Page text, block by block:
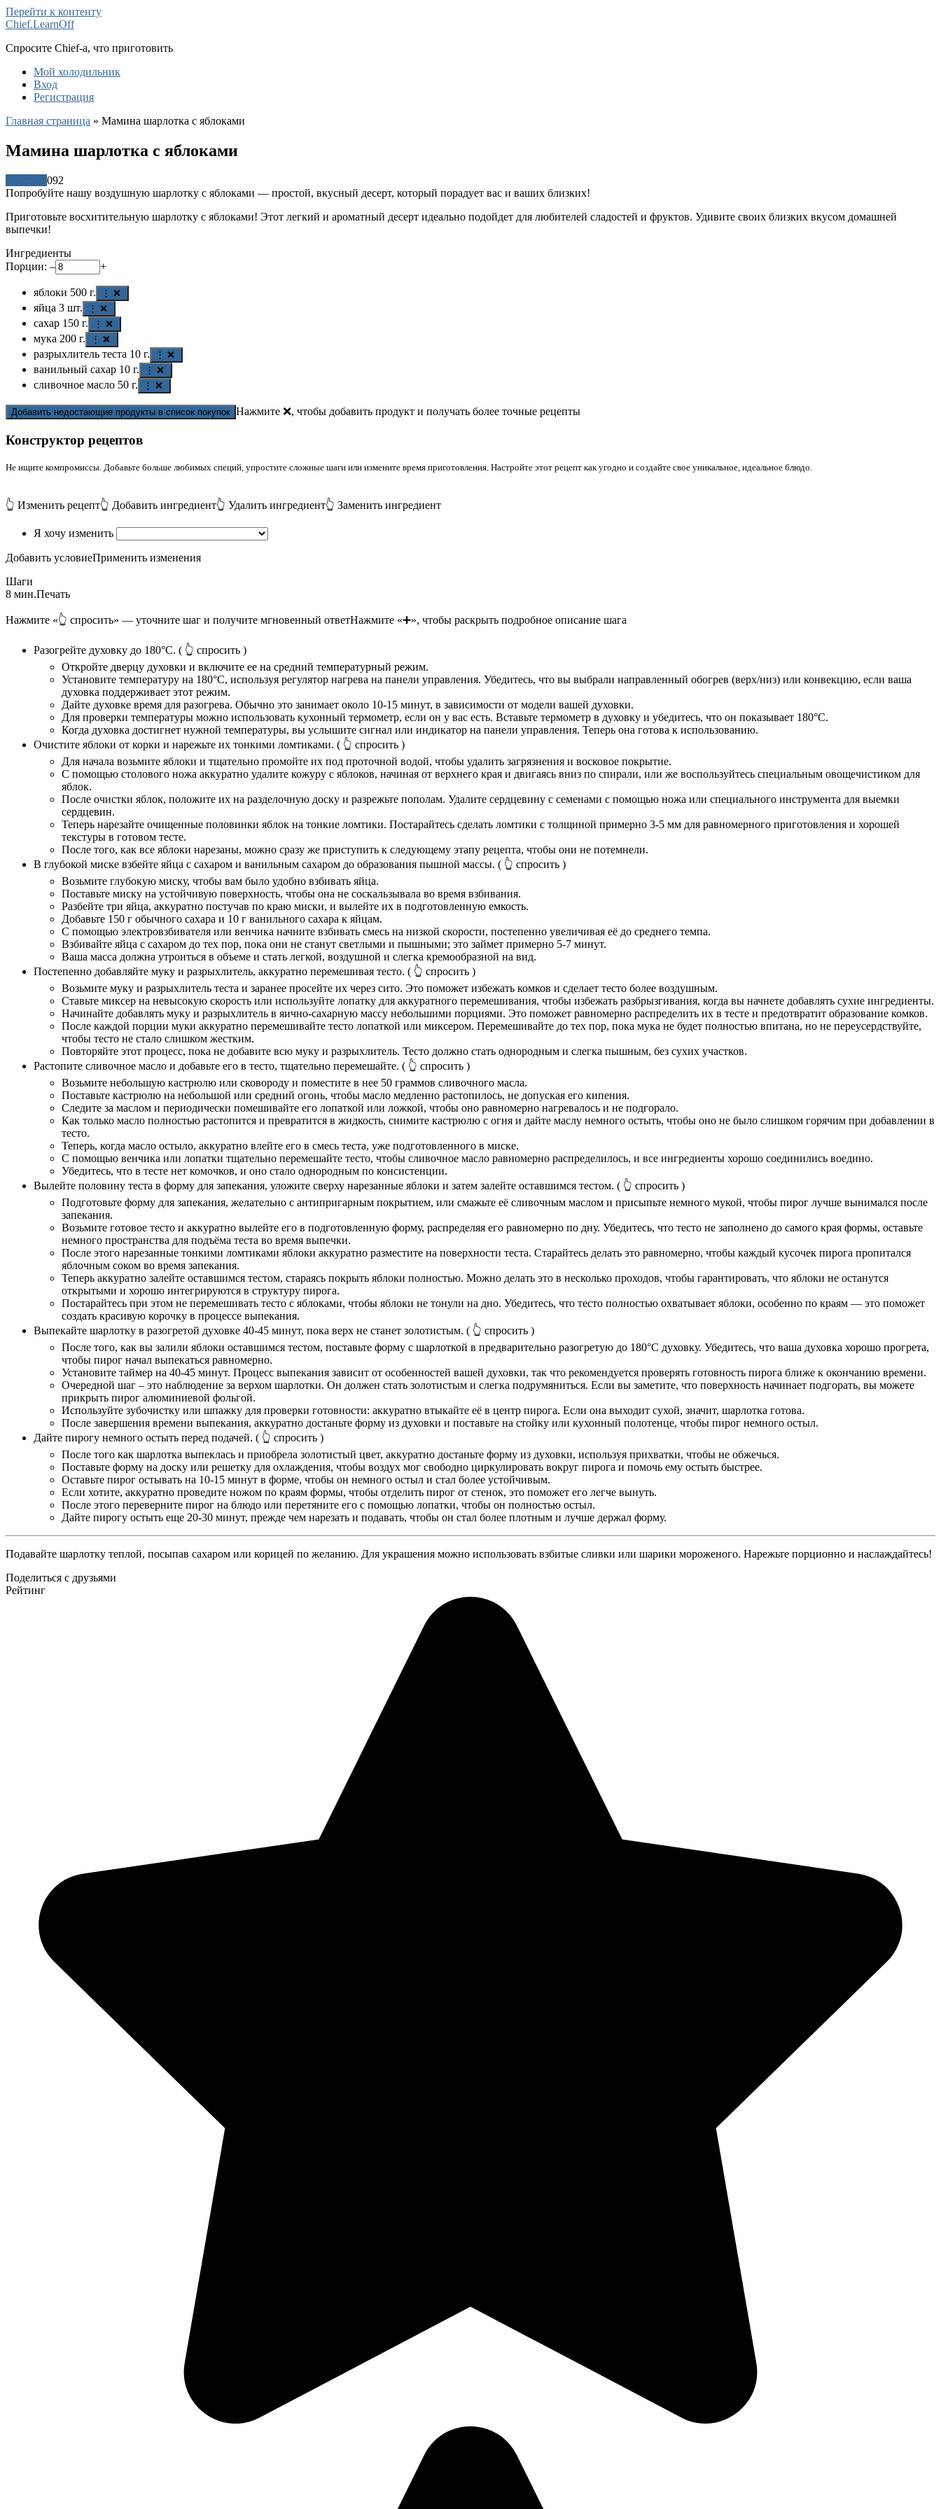
Перейти к контенту
Chief.LearnOff
Спросите Chief-а, что приготовить
Мой холодильник
Вход
Регистрация
Главная страница » Мамина шарлотка с яблоками
Мамина шарлотка с яблоками
092
Попробуйте нашу воздушную шарлотку с яблоками — простой, вкусный десерт, который порадует вас и ваших близких!
Приготовьте восхитительную шарлотку с яблоками! Этот легкий и ароматный десерт идеально подойдет для любителей сладостей и фруктов. Удивите своих близких вкусом домашней
выпечки!
Ингредиенты
Порции: – +
яблоки 500 г. ⋮ ❌
яйца 3 шт. ⋮ ❌
сахар 150 г. ⋮ ❌
мука 200 г. ⋮ ❌
разрыхлитель теста 10 г. ⋮ ❌
ванильный сахар 10 г. ⋮ ❌
сливочное масло 50 г. ⋮ ❌
Добавить недостающие продукты в список покупок Нажмите ❌, чтобы добавить продукт и получать более точные рецепты
Конструктор рецептов
Не ищите компромиссы. Добавьте больше любимых специй, упростите сложные шаги или измените время приготовления. Настройте этот рецепт как угодно и создайте свое уникальное, идеальное блюдо.
👆 Изменить рецепт👆 Добавить ингредиент👆 Удалить ингредиент👆 Заменить ингредиент
Я хочу изменить
Добавить условиеПрименить изменения
Шаги
8 мин.Печать
Нажмите «👆 спросить» — уточните шаг и получите мгновенный ответНажмите «➕», чтобы раскрыть подробное описание шага
Разогрейте духовку до 180°C. ( 👆 спросить )
Откройте дверцу духовки и включите ее на средний температурный режим.
Установите температуру на 180°C, используя регулятор нагрева на панели управления. Убедитесь, что вы выбрали направленный обогрев (верх/низ) или конвекцию, если ваша
духовка поддерживает этот режим.
Дайте духовке время для разогрева. Обычно это занимает около 10-15 минут, в зависимости от модели вашей духовки.
Для проверки температуры можно использовать кухонный термометр, если он у вас есть. Вставьте термометр в духовку и убедитесь, что он показывает 180°C.
Когда духовка достигнет нужной температуры, вы услышите сигнал или индикатор на панели управления. Теперь она готова к использованию.
Очистите яблоки от корки и нарежьте их тонкими ломтиками. ( 👆 спросить )
Для начала возьмите яблоки и тщательно промойте их под проточной водой, чтобы удалить загрязнения и восковое покрытие.
С помощью столового ножа аккуратно удалите кожуру с яблоков, начиная от верхнего края и двигаясь вниз по спирали, или же воспользуйтесь специальным овощечистиком для
яблок.
После очистки яблок, положите их на разделочную доску и разрежьте пополам. Удалите сердцевину с семенами с помощью ножа или специального инструмента для выемки
сердцевин.
Теперь нарезайте очищенные половинки яблок на тонкие ломтики. Постарайтесь сделать ломтики с толщиной примерно 3-5 мм для равномерного приготовления и хорошей
текстуры в готовом тесте.
После того, как все яблоки нарезаны, можно сразу же приступить к следующему этапу рецепта, чтобы они не потемнели.
В глубокой миске взбейте яйца с сахаром и ванильным сахаром до образования пышной массы. ( 👆 спросить )
Возьмите глубокую миску, чтобы вам было удобно взбивать яйца.
Поставьте миску на устойчивую поверхность, чтобы она не соскальзывала во время взбивания.
Разбейте три яйца, аккуратно постучав по краю миски, и вылейте их в подготовленную емкость.
Добавьте 150 г обычного сахара и 10 г ванильного сахара к яйцам.
С помощью электровзбивателя или венчика начните взбивать смесь на низкой скорости, постепенно увеличивая её до среднего темпа.
Взбивайте яйца с сахаром до тех пор, пока они не станут светлыми и пышными; это займет примерно 5-7 минут.
Ваша масса должна утроиться в объеме и стать легкой, воздушной и слегка кремообразной на вид.
Постепенно добавляйте муку и разрыхлитель, аккуратно перемешивая тесто. ( 👆 спросить )
Возьмите муку и разрыхлитель теста и заранее просейте их через сито. Это поможет избежать комков и сделает тесто более воздушным.
Ставьте миксер на невысокую скорость или используйте лопатку для аккуратного перемешивания, чтобы избежать разбрызгивания, когда вы начнете добавлять сухие ингредиенты.
Начинайте добавлять муку и разрыхлитель в яично-сахарную массу небольшими порциями. Это поможет равномерно распределить их в тесте и предотвратит образование комков.
После каждой порции муки аккуратно перемешивайте тесто лопаткой или миксером. Перемешивайте до тех пор, пока мука не будет полностью впитана, но не переусердствуйте,
чтобы тесто не стало слишком жестким.
Повторяйте этот процесс, пока не добавите всю муку и разрыхлитель. Тесто должно стать однородным и слегка пышным, без сухих участков.
Растопите сливочное масло и добавьте его в тесто, тщательно перемешайте. ( 👆 спросить )
Возьмите небольшую кастрюлю или сковороду и поместите в нее 50 граммов сливочного масла.
Поставьте кастрюлю на небольшой или средний огонь, чтобы масло медленно растопилось, не допуская его кипения.
Следите за маслом и периодически помешивайте его лопаткой или ложкой, чтобы оно равномерно нагревалось и не подгорало.
Как только масло полностью растопится и превратится в жидкость, снимите кастрюлю с огня и дайте маслу немного остыть, чтобы оно не было слишком горячим при добавлении в
тесто.
Теперь, когда масло остыло, аккуратно влейте его в смесь теста, уже подготовленного в миске.
С помощью венчика или лопатки тщательно перемешайте тесто, чтобы сливочное масло равномерно распределилось, и все ингредиенты хорошо соединились воедино.
Убедитесь, что в тесте нет комочков, и оно стало однородным по консистенции.
Вылейте половину теста в форму для запекания, уложите сверху нарезанные яблоки и затем залейте оставшимся тестом. ( 👆 спросить )
Подготовьте форму для запекания, желательно с антипригарным покрытием, или смажьте её сливочным маслом и присыпьте немного мукой, чтобы пирог лучше вынимался после
запекания.
Возьмите готовое тесто и аккуратно вылейте его в подготовленную форму, распределяя его равномерно по дну. Убедитесь, что тесто не заполнено до самого края формы, оставьте
немного пространства для подъёма теста во время выпечки.
После этого нарезанные тонкими ломтиками яблоки аккуратно разместите на поверхности теста. Старайтесь делать это равномерно, чтобы каждый кусочек пирога пропитался
яблочным соком во время запекания.
Теперь аккуратно залейте оставшимся тестом, стараясь покрыть яблоки полностью. Можно делать это в несколько проходов, чтобы гарантировать, что яблоки не останутся
открытыми и хорошо интегрируются в структуру пирога.
Постарайтесь при этом не перемешивать тесто с яблоками, чтобы яблоки не тонули на дно. Убедитесь, что тесто полностью охватывает яблоки, особенно по краям — это поможет
создать красивую корочку в процессе выпекания.
Выпекайте шарлотку в разогретой духовке 40-45 минут, пока верх не станет золотистым. ( 👆 спросить )
После того, как вы залили яблоки оставшимся тестом, поставьте форму с шарлоткой в предварительно разогретую до 180°C духовку. Убедитесь, что ваша духовка хорошо прогрета,
чтобы пирог начал выпекаться равномерно.
Установите таймер на 40-45 минут. Процесс выпекания зависит от особенностей вашей духовки, так что рекомендуется проверять готовность пирога ближе к окончанию времени.
Очередной шаг – это наблюдение за верхом шарлотки. Он должен стать золотистым и слегка подрумяниться. Если вы заметите, что поверхность начинает подгорать, вы можете
прикрыть пирог алюминиевой фольгой.
Используйте зубочистку или шпажку для проверки готовности: аккуратно втыкайте её в центр пирога. Если она выходит сухой, значит, шарлотка готова.
После завершения времени выпекания, аккуратно достаньте форму из духовки и поставьте на стойку или кухонный полотенце, чтобы пирог немного остыл.
Дайте пирогу немного остыть перед подачей. ( 👆 спросить )
После того как шарлотка выпеклась и приобрела золотистый цвет, аккуратно достаньте форму из духовки, используя прихватки, чтобы не обжечься.
Поставьте форму на доску или решетку для охлаждения, чтобы воздух мог свободно циркулировать вокруг пирога и помочь ему остыть быстрее.
Оставьте пирог остывать на 10-15 минут в форме, чтобы он немного остыл и стал более устойчивым.
Если хотите, аккуратно проведите ножом по краям формы, чтобы отделить пирог от стенок, это поможет его легче вынуть.
После этого переверните пирог на блюдо или перетяните его с помощью лопатки, чтобы он полностью остыл.
Дайте пирогу остыть еще 20-30 минут, прежде чем нарезать и подавать, чтобы он стал более плотным и лучше держал форму.
Подавайте шарлотку теплой, посыпав сахаром или корицей по желанию. Для украшения можно использовать взбитые сливки или шарики мороженого. Нарежьте порционно и наслаждайтесь!
Поделиться с друзьями
Рейтинг